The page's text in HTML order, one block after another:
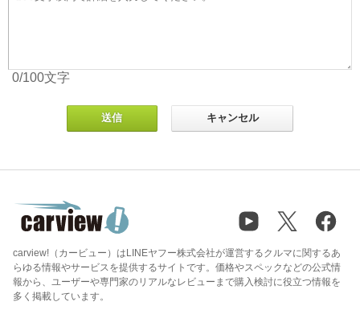
0/100文字
carview!（カービュー）はLINEヤフー株式会社が運営するクルマに関するあ
らゆる情報やサービスを提供するサイトです。価格やスペックなどの公式情
報から、ユーザーや専門家のリアルなレビューまで購入検討に役立つ情報を
多く掲載しています。